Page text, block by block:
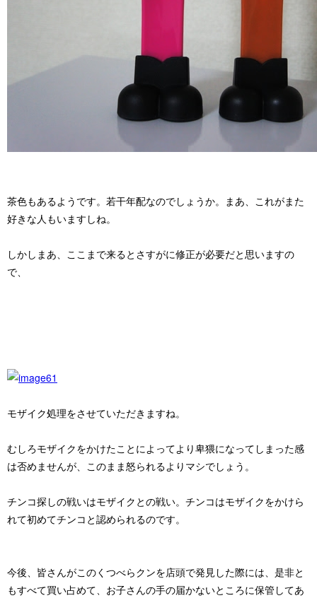
茶色もあるようです。若干年配なのでしょうか。まあ、これがまた
好きな人もいますしね。
しかしまあ、ここまで来るとさすがに修正が必要だと思いますの
で、
モザイク処理をさせていただきますね。
むしろモザイクをかけたことによってより卑猥になってしまった感
は否めませんが、このまま怒られるよりマシでしょう。
チンコ探しの戦いはモザイクとの戦い。チンコはモザイクをかけら
れて初めてチンコと認められるのです。
今後、皆さんがこのくつべらクンを店頭で発見した際には、是非と
もすべて買い占めて、お子さんの手の届かないところに保管してあ